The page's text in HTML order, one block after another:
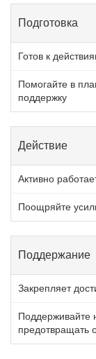
Подготовка
Готов к
Помогайте в
поддержку
Действие
Активно
Поощряйте
Поддержание
Закрепляет
Поддерживайте
предотвращать